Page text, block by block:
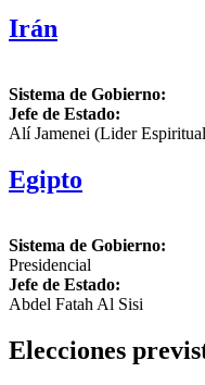
Irán
Sistema de Gobierno:
Jefe de Estado:
Alí Jamenei (Lider
Egipto
Sistema de Gobierno:
Presidencial
Jefe de Estado:
Abdel Fatah Al Sisi
Elecciones